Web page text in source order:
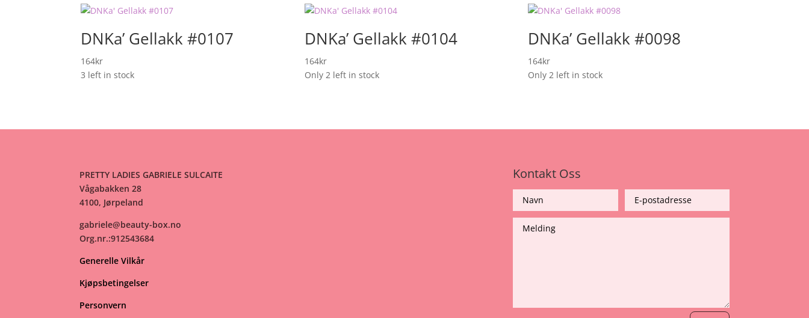
DNKa’ Gellakk #0107
164kr
3 left in stock
DNKa’ Gellakk #0104
164kr
Only 2 left in stock
DNKa’ Gellakk #0098
164kr
Only 2 left in stock
PRETTY LADIES GABRIELE SULCAITE
Vågabakken 28
4100, Jørpeland
gabriele@beauty-box.no
Org.nr.:912543684
Generelle Vilkår
Kjøpsbetingelser
Personvern
Kontakt Oss